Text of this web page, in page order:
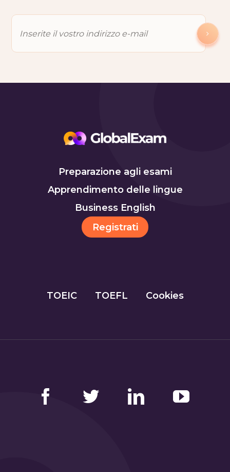
Preparazione agli esami
Apprendimento delle lingue
Business English
Registrati
TOEIC TOEFL Cookies